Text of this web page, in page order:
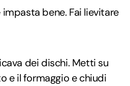
bene. Fai lievitare
dei dischi. Metti su
e il formaggio e chiudi